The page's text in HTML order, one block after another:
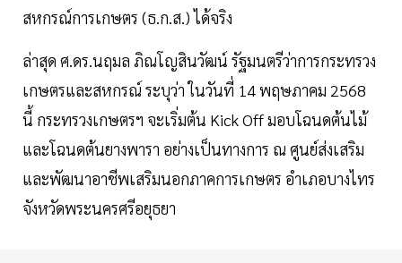
สหกรณ์การเกษตร (ธ.ก.ส.) ได้จริง
ล่าสุด ศ.ดร.นฤมล ภิณโญสินวัฒน์ รัฐมนตรีว่าการกระทรวง
เกษตรและสหกรณ์ ระบุว่า ในวันที่ 14 พฤษภาคม 2568
นี้ กระทรวงเกษตรฯ จะเริ่มต้น Kick Off มอบโฉนดต้นไม้
และโฉนดต้นยางพารา อย่างเป็นทางการ ณ ศูนย์ส่งเสริม
และพัฒนาอาชีพเสริมนอกภาคการเกษตร อำเภอบางไทร
จังหวัดพระนครศรีอยุธยา